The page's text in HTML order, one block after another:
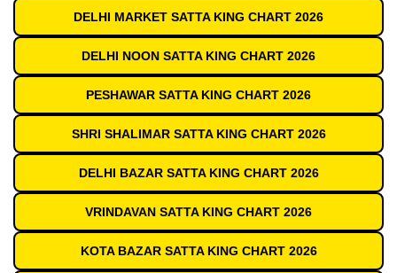
DELHI MARKET SATTA KING CHART 2026
DELHI NOON SATTA KING CHART 2026
PESHAWAR SATTA KING CHART 2026
SHRI SHALIMAR SATTA KING CHART 2026
DELHI BAZAR SATTA KING CHART 2026
VRINDAVAN SATTA KING CHART 2026
KOTA BAZAR SATTA KING CHART 2026